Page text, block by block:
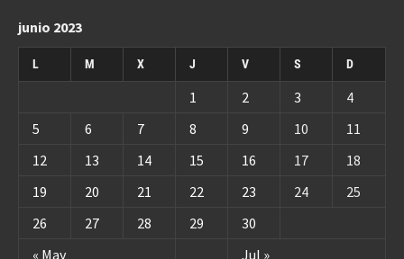
junio 2023
L M X J V S D
« May Jul »
1 2 3
4
5
6 7 8 9 10
11
12
13 14 15 16 17
18
19
20 21 22 23 24
25
26
27 28 29 30